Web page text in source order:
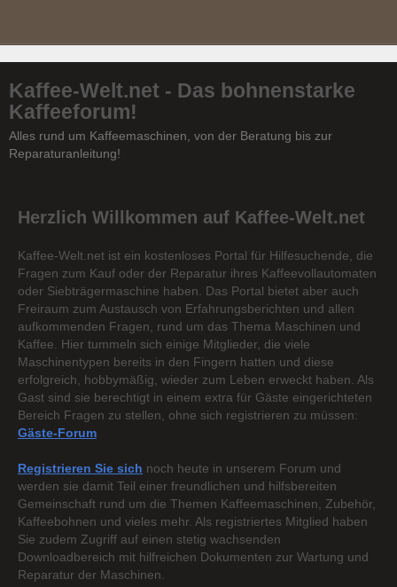
Kaffee-Welt.net - Das bohnenstarke
Kaffeeforum!
Alles rund um Kaffeemaschinen, von der Beratung bis zur
Reparaturanleitung!
Herzlich Willkommen auf Kaffee-Welt.net
Kaffee-Welt.net ist ein kostenloses Portal für Hilfesuchende, die
Fragen zum Kauf oder der Reparatur ihres Kaffeevollautomaten
oder Siebträgermaschine haben. Das Portal bietet aber auch
Freiraum zum Austausch von Erfahrungsberichten und allen
aufkommenden Fragen, rund um das Thema Maschinen und
Kaffee. Hier tummeln sich einige Mitglieder, die viele
Maschinentypen bereits in den Fingern hatten und diese
erfolgreich, hobbymäßig, wieder zum Leben erweckt haben. Als
Gast sind sie berechtigt in einem extra für Gäste eingerichteten
Bereich Fragen zu stellen, ohne sich registrieren zu müssen:
Gäste-Forum
Registrieren Sie sich noch heute in unserem Forum und
werden sie damit Teil einer freundlichen und hilfsbereiten
Gemeinschaft rund um die Themen Kaffeemaschinen, Zubehör,
Kaffeebohnen und vieles mehr. Als registriertes Mitglied haben
Sie zudem Zugriff auf einen stetig wachsenden
Downloadbereich mit hilfreichen Dokumenten zur Wartung und
Reparatur der Maschinen.